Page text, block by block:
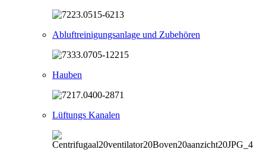
Abluftreinigungsanlage und Zubehören
Hauben
Lüftungs Kanalen